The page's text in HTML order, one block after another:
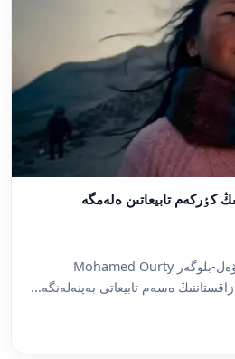
كٶركەم تابيعاتىن ەلەمگە
دۋبايلىق فوتوگراف ەرٸ ترەۆەل-بلوگەر Mohamed Ourty